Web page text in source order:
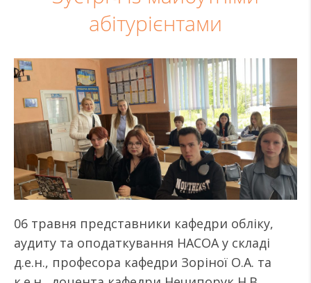
абітурієнтами
06 травня представники кафедри обліку,
аудиту та оподаткування НАСОА у складі
д.е.н., професора кафедри Зоріної О.А. та